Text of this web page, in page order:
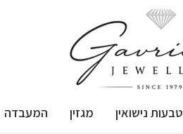
טבעות נישואין מגזין המעבדה